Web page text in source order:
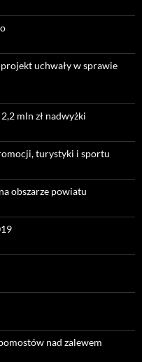
uchwały w sprawie
mln zł nadwyżki
turystyki i sportu
obszarze powiatu
nad zalewem